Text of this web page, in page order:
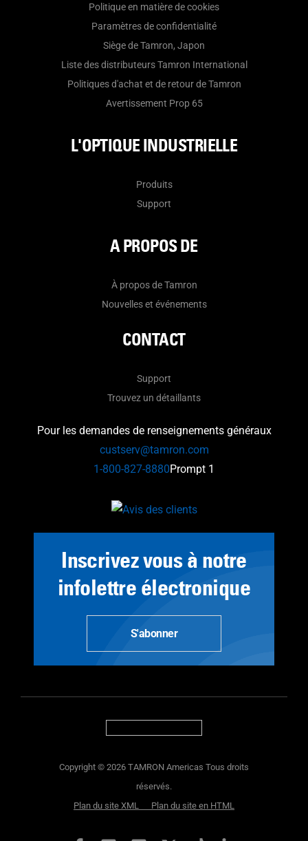
Politique en matière de cookies
Paramètres de confidentialité
Siège de Tamron, Japon
Liste des distributeurs Tamron International
Politiques d'achat et de retour de Tamron
Avertissement Prop 65
L'OPTIQUE INDUSTRIELLE
Produits
Support
A PROPOS DE
À propos de Tamron
Nouvelles et événements
CONTACT
Support
Trouvez un détaillants
Pour les demandes de renseignements généraux
custserv@tamron.com
1-800-827-8880Prompt 1
Inscrivez vous à notre
infolettre électronique
S'abonner
Copyright © 2026 TAMRON Americas Tous droits
réservés.
Plan du site XML
Plan du site en HTML